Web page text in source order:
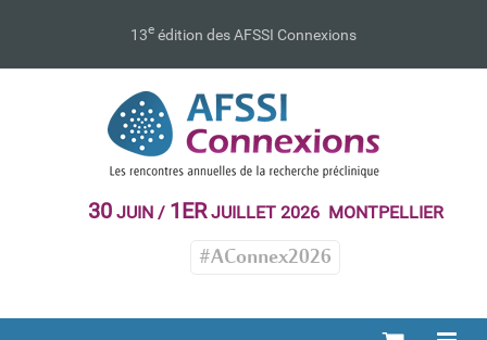
13e édition des AFSSI Connexions
30JUIN / 1ERJUILLET 2026 MONTPELLIER
#AConnex2026